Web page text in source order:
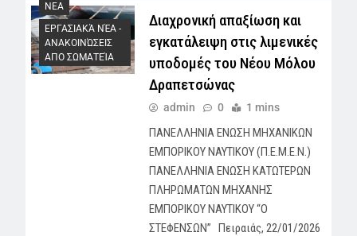
NEA
ΕΡΓΑΣΙΑΚΆ ΝΈΑ -
AΝΑΚΟΙΝΏΣΕΙΣ
ΑΠΟ ΣΩΜΑΤΕΊΑ
Διαχρονική απαξίωση και
εγκατάλειψη στις λιμενικές
υποδομές του Νέου Μόλου
Δραπετσώνας
admin 0 1 mins
ΠΑΝΕΛΛΗΝΙΑ ΕΝΩΣΗ ΜΗΧΑΝΙΚΩΝ
ΕΜΠΟΡΙΚΟΥ ΝΑΥΤΙΚΟΥ (Π.Ε.Μ.Ε.Ν.)
ΠΑΝΕΛΛΗΝΙΑ ΕΝΩΣΗ ΚΑΤΩΤΕΡΩΝ
ΠΛΗΡΩΜΑΤΩΝ ΜΗΧΑΝΗΣ
ΕΜΠΟΡΙΚΟΥ ΝΑΥΤΙΚΟΥ “Ο
ΣΤΕΦΕΝΣΩΝ” Πειραιάς, 22/01/2026